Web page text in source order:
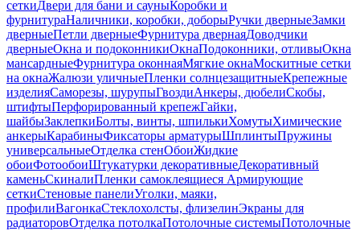
сеткиДвери для бани и сауныКоробки и
фурнитураНаличники, коробки, доборыРучки дверныеЗамки
дверныеПетли дверныеФурнитура двернаяДоводчики
дверныеОкна и подоконникиОкнаПодоконники, отливыОкна
мансардныеФурнитура оконнаяМягкие окнаМоскитные сетки
на окнаЖалюзи уличныеПленки солнцезащитныеКрепежные
изделияСаморезы, шурупыГвоздиАнкеры, дюбелиСкобы,
штифтыПерфорированный крепежГайки,
шайбыЗаклепкиБолты, винты, шпилькиХомутыХимические
анкерыКарабиныФиксаторы арматурыШплинтыПружины
универсальныеОтделка стенОбоиЖидкие
обоиФотообоиШтукатурки декоративныеДекоративный
каменьСкиналиПленки самоклеящиеся Армирующие
сеткиСтеновые панелиУголки, маяки,
профилиВагонкаСтеклохолсты, флизелинЭкраны для
радиаторовОтделка потолкаПотолочные системыПотолочные